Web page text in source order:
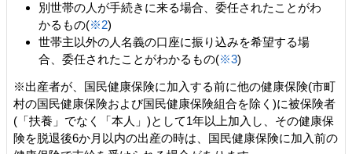
別世帯の人が手続きに来る場合、委任されたことがわ
かるもの(※2)
世帯主以外の人名義の口座に振り込みを希望する場
合、委任されたことがわかるもの(※3)
※出産者が、国民健康保険に加入する前に他の健康保険(市町
村の国民健康保険および国民健康保険組合を除く)に被保険者
(「扶養」でなく「本人」)として1年以上加入し、その健康保
険を脱退後6か月以内の出産の時は、国民健康保険に加入前の